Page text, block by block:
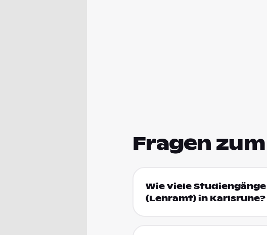
Fragen
Wie viele
(Lehramt) in Karlsruhe?